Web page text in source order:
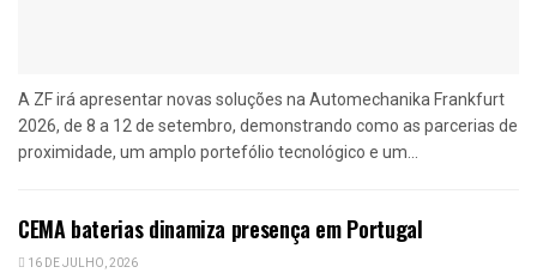
A ZF irá apresentar novas soluções na Automechanika Frankfurt
2026, de 8 a 12 de setembro, demonstrando como as parcerias de
proximidade, um amplo portefólio tecnológico e um...
CEMA baterias dinamiza presença em Portugal
16 DE JULHO, 2026